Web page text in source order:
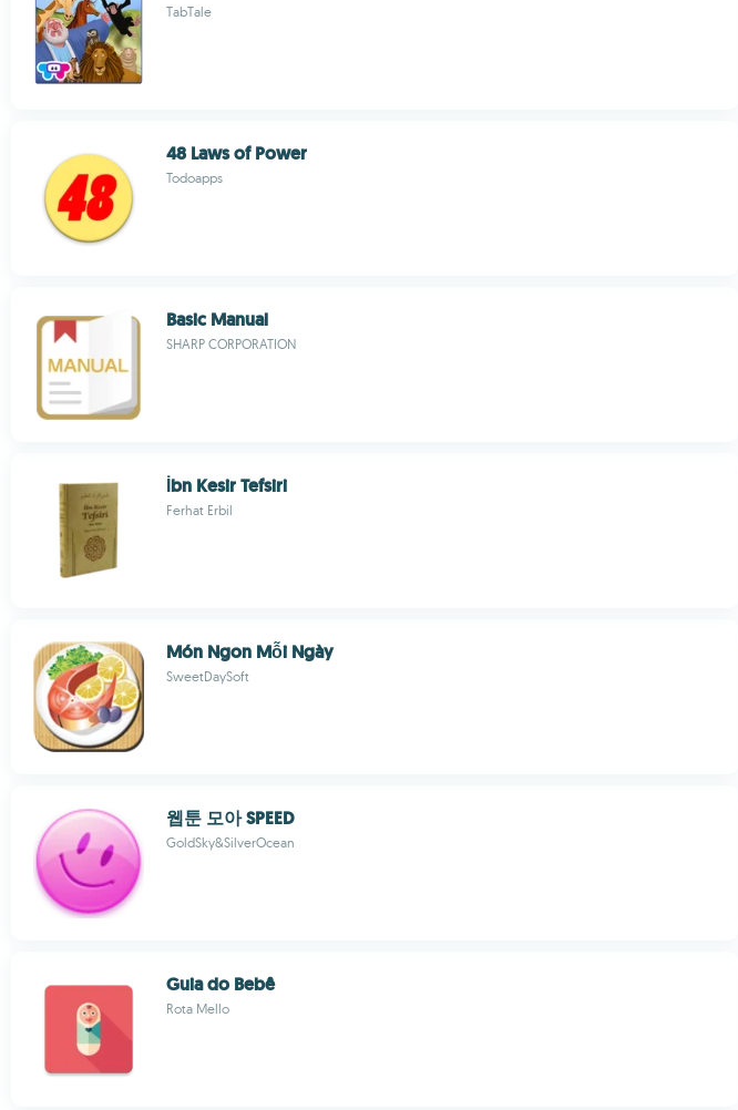
TabTale
48 Laws of Power
Todoapps
Basic Manual
SHARP CORPORATION
İbn Kesir Tefsiri
Ferhat Erbil
Món Ngon Mỗi Ngày
SweetDaySoft
웹툰 모아 SPEED
GoldSky&SilverOcean
Guia do Bebê
Rota Mello